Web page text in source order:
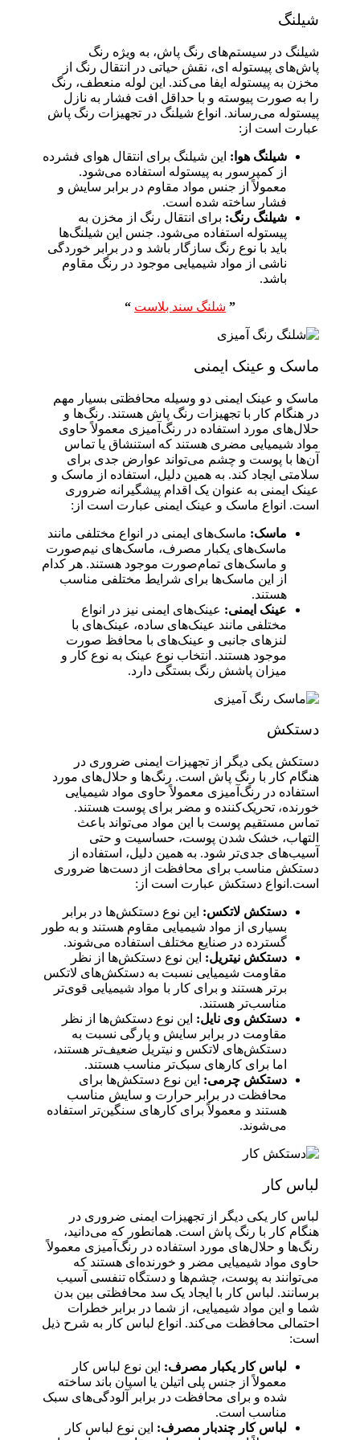
شیلنگ
شیلنگ در سیستم‌های رنگ پاش، به ویژه رنگ
پاش‌های پیستوله ای، نقش حیاتی در انتقال رنگ از
مخزن به پیستوله ایفا می‌کند. این لوله منعطف، رنگ
را به صورت پیوسته و با حداقل افت فشار به نازل
پیستوله می‌رساند. انواع شیلنگ در تجهیزات رنگ پاش
عبارت است از:
شیلنگ هوا: این شیلنگ برای انتقال هوای فشرده
از کمپرسور به پیستوله استفاده می‌شود.
معمولاً از جنس مواد مقاوم در برابر سایش و
فشار ساخته شده است.
شیلنگ رنگ: برای انتقال رنگ از مخزن به
پیستوله استفاده می‌شود. جنس این شیلنگ‌ها
باید با نوع رنگ سازگار باشد و در برابر خوردگی
ناشی از مواد شیمیایی موجود در رنگ مقاوم
باشد.
” شلنگ سند بلاست “
ماسک و عینک ایمنی
ماسک و عینک ایمنی دو وسیله‌ محافظتی بسیار مهم
در هنگام کار با تجهیزات رنگ پاش هستند. رنگ‌ها و
حلال‌های مورد استفاده در رنگ‌آمیزی معمولاً حاوی
مواد شیمیایی مضری هستند که استنشاق یا تماس
آن‌ها با پوست و چشم می‌تواند عوارض جدی برای
سلامتی ایجاد کند. به همین دلیل، استفاده از ماسک و
عینک ایمنی به عنوان یک اقدام پیشگیرانه ضروری
است. انواع ماسک و عینک ایمنی عبارت است از:
ماسک: ماسک‌های ایمنی در انواع مختلفی مانند
ماسک‌های یکبار مصرف، ماسک‌های نیم‌صورت
و ماسک‌های تمام‌صورت موجود هستند. هر کدام
از این ماسک‌ها برای شرایط مختلفی مناسب
هستند.
عینک ایمنی: عینک‌های ایمنی نیز در انواع
مختلفی مانند عینک‌های ساده، عینک‌های با
لنزهای جانبی و عینک‌های با محافظ صورت
موجود هستند. انتخاب نوع عینک به نوع کار و
میزان پاشش رنگ بستگی دارد.
دستکش
دستکش یکی دیگر از تجهیزات ایمنی ضروری در
هنگام کار با رنگ پاش است. رنگ‌ها و حلال‌های مورد
استفاده در رنگ‌آمیزی معمولاً حاوی مواد شیمیایی
خورنده، تحریک‌کننده و مضر برای پوست هستند.
تماس مستقیم پوست با این مواد می‌تواند باعث
التهاب، خشک شدن پوست، حساسیت و حتی
آسیب‌های جدی‌تر شود. به همین دلیل، استفاده از
دستکش مناسب برای محافظت از دست‌ها ضروری
است.انواع دستکش عبارت است از:
دستکش لاتکس: این نوع دستکش‌ها در برابر
بسیاری از مواد شیمیایی مقاوم هستند و به طور
گسترده در صنایع مختلف استفاده می‌شوند.
دستکش نیتریل: این نوع دستکش‌ها از نظر
مقاومت شیمیایی نسبت به دستکش‌های لاتکس
برتر هستند و برای کار با مواد شیمیایی قوی‌تر
مناسب‌تر هستند.
دستکش وی نایل: این نوع دستکش‌ها از نظر
مقاومت در برابر سایش و پارگی نسبت به
دستکش‌های لاتکس و نیتریل ضعیف‌تر هستند،
اما برای کارهای سبک‌تر مناسب هستند.
دستکش چرمی: این نوع دستکش‌ها برای
محافظت در برابر حرارت و سایش مناسب
هستند و معمولاً برای کارهای سنگین‌تر استفاده
می‌شوند.
لباس کار
لباس کار یکی دیگر از تجهیزات ایمنی ضروری در
هنگام کار با رنگ پاش است. همانطور که می‌دانید،
رنگ‌ها و حلال‌های مورد استفاده در رنگ‌آمیزی معمولاً
حاوی مواد شیمیایی مضر و خورنده‌ای هستند که
می‌توانند به پوست، چشم‌ها و دستگاه تنفسی آسیب
برسانند. لباس کار با ایجاد یک سد محافظتی بین بدن
شما و این مواد شیمیایی، از شما در برابر خطرات
احتمالی محافظت می‌کند. انواع لباس کار به شرح ذیل
است:
لباس کار یکبار مصرف: این نوع لباس کار
معمولاً از جنس پلی اتیلن یا اسپان باند ساخته
شده و برای محافظت در برابر آلودگی‌های سبک
مناسب است.
لباس کار چندبار مصرف: این نوع لباس کار